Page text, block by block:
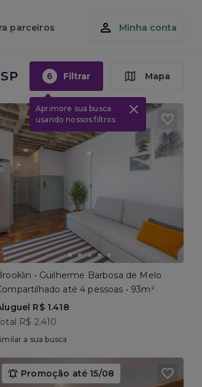
parceiros Minha conta
6 Filtrar
Aprimore sua busca
usando nossos filtros
Mapa
• Guilherme Barbosa de Melo
até 4 pessoas • 93m²
R$ 1.418
R$ 2.410
a sua busca
Promoção até 15/08